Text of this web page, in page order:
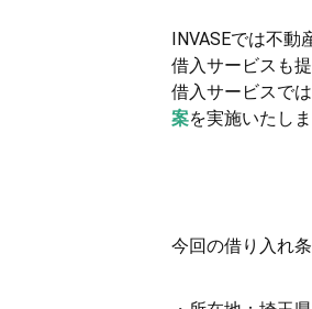
INVASEでは不動
借入サービスも
借入サービスで
案を実施いたしま
今回の借り入れ